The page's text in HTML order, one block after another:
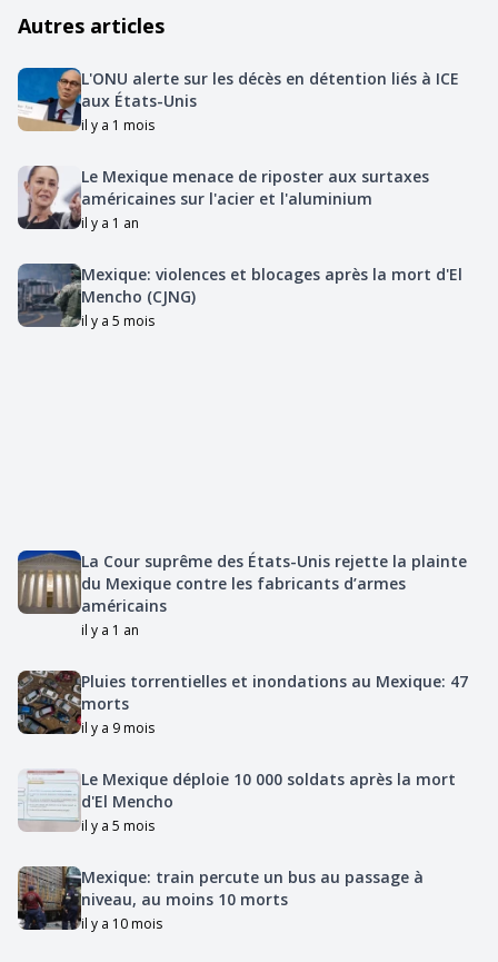
Autres articles
L'ONU alerte sur les décès en détention liés à ICE
aux États-Unis
il y a 1 mois
Le Mexique menace de riposter aux surtaxes
américaines sur l'acier et l'aluminium
il y a 1 an
Mexique: violences et blocages après la mort d'El
Mencho (CJNG)
il y a 5 mois
La Cour suprême des États-Unis rejette la plainte
du Mexique contre les fabricants d’armes
américains
il y a 1 an
Pluies torrentielles et inondations au Mexique: 47
morts
il y a 9 mois
Le Mexique déploie 10 000 soldats après la mort
d'El Mencho
il y a 5 mois
Mexique: train percute un bus au passage à
niveau, au moins 10 morts
il y a 10 mois